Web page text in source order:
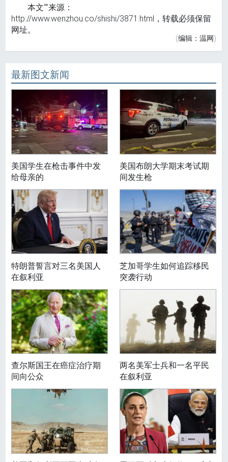
本文“”来源：
http://www.wenzhou.co/shishi/3871.html，转载必须保留
网址。
(编辑：温网)
最新图文新闻
美国学生在枪击事件中发
给母亲的
美国布朗大学期末考试期
间发生枪
特朗普誓言对三名美国人
在叙利亚
芝加哥学生如何追踪移民
突袭行动
查尔斯国王在癌症治疗期
间向公众
两名美军士兵和一名平民
在叙利亚